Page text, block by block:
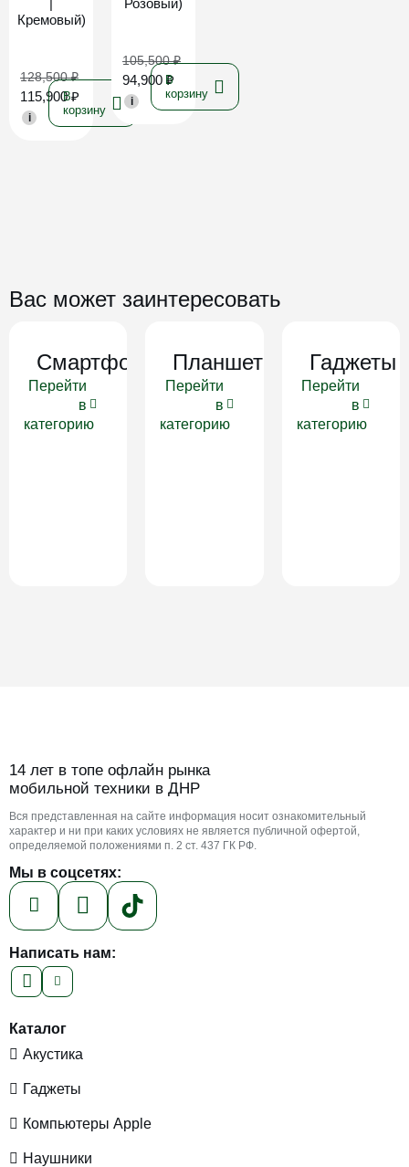
Кремовый)
128,500₽
115,900₽
i
В
корзину
105,500₽
94,900 ₽
i
В
корзину
Вас может заинтересовать
Смартфоны
Перейти
в
категорию
Планшеты
Перейти
в
категорию
Гаджеты
Перейти
в
категорию
14 лет в топе офлайн рынка
мобильной техники в ДНР
Вся представленная на сайте информация носит ознакомительный
характер и ни при каких условиях не является публичной офертой,
определяемой положениями п. 2 ст. 437 ГК РФ.
Мы в соцсетях:
Написать нам:
Каталог
Акустика
Гаджеты
Компьютеры Apple
Наушники